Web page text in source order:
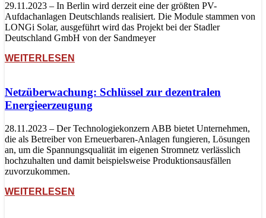
29.11.2023 – In Berlin wird derzeit eine der größten PV-
Aufdachanlagen Deutschlands realisiert. Die Module stammen von
LONGi Solar, ausgeführt wird das Projekt bei der Stadler
Deutschland GmbH von der Sandmeyer
WEITERLESEN
Netzüberwachung: Schlüssel zur dezentralen
Energieerzeugung
28.11.2023 – Der Technologiekonzern ABB bietet Unternehmen,
die als Betreiber von Erneuerbaren-Anlagen fungieren, Lösungen
an, um die Spannungsqualität im eigenen Stromnetz verlässlich
hochzuhalten und damit beispielsweise Produktionsausfällen
zuvorzukommen.
WEITERLESEN